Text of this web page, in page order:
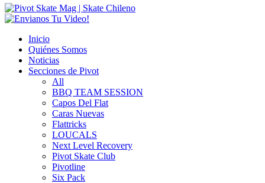
Inicio
Quiénes Somos
Noticias
Secciones de Pivot
All
BBQ TEAM SESSION
Capos Del Flat
Caras Nuevas
Flattricks
LOUCALS
Next Level Recovery
Pivot Skate Club
Pivotline
Six Pack